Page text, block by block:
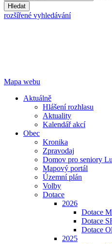
Hledat
rozšířené vyhledávání
Mapa webu
Aktuálně
Hlášení rozhlasu
Aktuality
Kalendář akcí
Obec
Kronika
Zpravodaj
Domov pro seniory
Mapový portál
Územní plán
Volby
Dotace
2026
Dotace
Dotace
Dotace
2025